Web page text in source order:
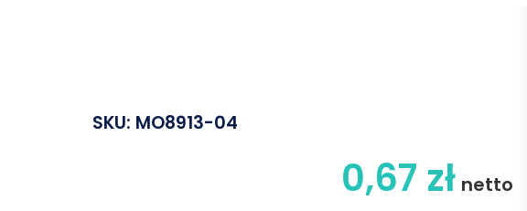
SKU: MO8913-04
0,67 zł netto